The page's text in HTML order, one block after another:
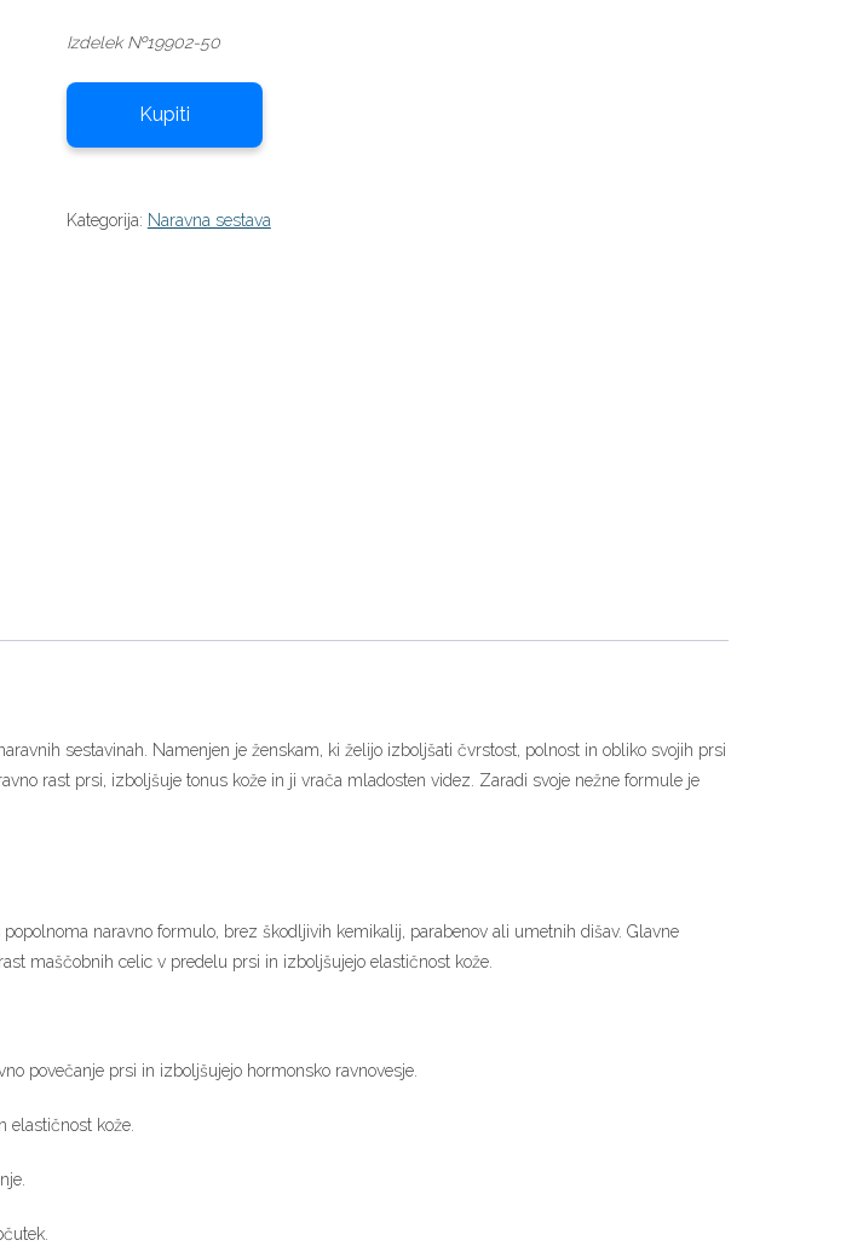
je
bila:
40,00 €.
je:
20,00 €.
Izdelek №19902-50
Kupiti
Kategorija: Naravna sestava
sestavinah. Namenjen je ženskam, ki želijo izboljšati čvrstost, polnost in obliko svojih prsi
rast prsi, izboljšuje tonus kože in ji vrača mladosten videz. Zaradi svoje nežne formule je
popolnoma naravno formulo, brez škodljivih kemikalij, parabenov ali umetnih dišav. Glavne
maščobnih celic v predelu prsi in izboljšujejo elastičnost kože.
povečanje prsi in izboljšujejo hormonsko ravnovesje.
elastičnost kože.